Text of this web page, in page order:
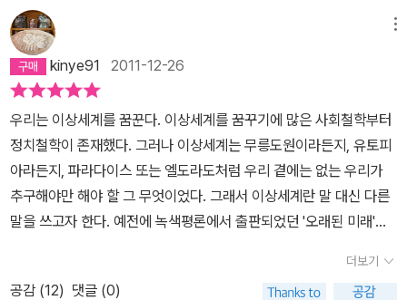
2008년 가을의 금융위기 이후 미국식 신자유주의가 의문시되는 가
운데, 그것과는 정반대의 길을 걸어온 쿠바에서야말로 세계가 살아나
기 위한 힌트를 찾을 수 있다. 미국화가 아닌 길로서의 모델! 자유로우
면서 격차 없는 사회의 실현! 이러한 모습이 저자가 본, 그리고 세계가
쿠바에 주목하고 있는 모습이다. 하지만 쿠바만큼 그 평가가 극단적
으로 나뉘는 나라도 없다. 유기농업과 의료·교육의 이상향으로 찬미
하는 목소리가 있는 반면, 인권이 탄압되는 자유 없는 독재국가, 경제
가 파탄 나고 부정과 위법의 '검은 경제'가 발호하며 망명자가 끊이지
않는 빈곤국가라는 평가도 있다. 특히 2008년 허리케인으로 인해 더
혁 지체 및 국민의 정치 참여 기회의 결여, 쿠바페소와 태환페소의 이
중통화 체제 같은 시장화 정책이 낳은 경제적 격차 등에 대해 시민들
kinye91 2011-12-26
우리는 이상세계를 꿈꾼다. 이상세계를 꿈꾸기에 많은 사회철학부터
정치철학이 존재했다. 그러나 이상세계는 무릉도원이라든지, 유토피
아라든지, 파라다이스 또는 엘도라도처럼 우리 곁에는 없는 우리가
추구해야만 해야 할 그 무엇이었다. 그래서 이상세계란 말 대신 다른
말을 쓰고자 한다. 예전에 녹색평론에서 출판되었던 '오래된 미래'란
오래된 미래란 말이 참 마음에 와 닿았다. 이미 오래전부터 존재해왔
더보기
공감 (12) 댓글 (0)